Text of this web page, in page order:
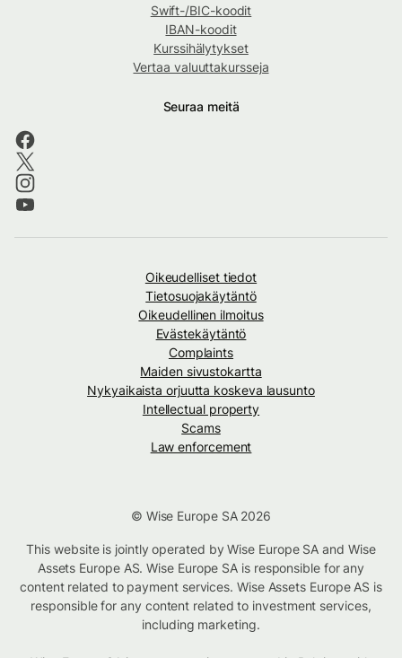
Swift-/BIC-koodit
IBAN-koodit
Kurssihälytykset
Vertaa valuuttakursseja
Seuraa meitä
Oikeudelliset tiedot
Tietosuojakäytäntö
Oikeudellinen ilmoitus
Evästekäytäntö
Complaints
Maiden sivustokartta
Nykyaikaista orjuutta koskeva lausunto
Intellectual property
Scams
Law enforcement
© Wise Europe SA 2026
This website is jointly operated by Wise Europe SA and Wise
Assets Europe AS. Wise Europe SA is responsible for any
content related to payment services. Wise Assets Europe AS is
responsible for any content related to investment services,
including marketing.